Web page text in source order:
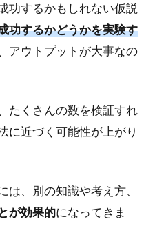
功するかもしれない仮説
功するかどうかを実験す
アウトプットが大事なの
たくさんの数を検証すれ
に近づく可能性が上がり
は、別の知識や考え方、
が効果的になってきま